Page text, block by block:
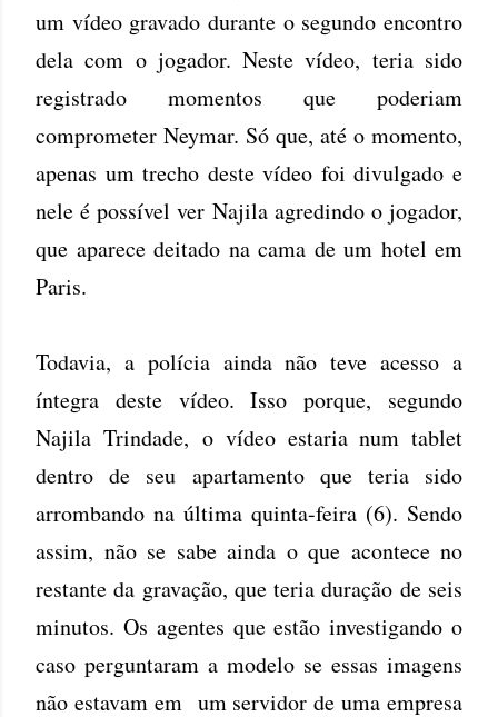
um vídeo gravado durante o segundo encontro
dela com o jogador. Neste vídeo, teria sido
registrado momentos que poderiam
comprometer Neymar. Só que, até o momento,
apenas um trecho deste vídeo foi divulgado e
nele é possível ver Najila agredindo o jogador,
que aparece deitado na cama de um hotel em
Paris.
Todavia, a polícia ainda não teve acesso a
íntegra deste vídeo. Isso porque, segundo
Najila Trindade, o vídeo estaria num tablet
dentro de seu apartamento que teria sido
arrombando na última quinta-feira (6). Sendo
assim, não se sabe ainda o que acontece no
restante da gravação, que teria duração de seis
minutos. Os agentes que estão investigando o
caso perguntaram a modelo se essas imagens
não estavam em um servidor de uma empresa